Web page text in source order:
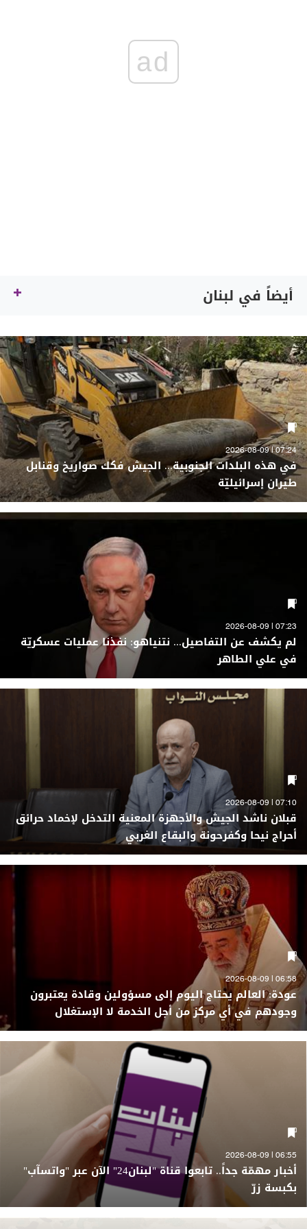
ad
أيضاً في لبنان
07:24 | 2026-08-09
في هذه البلدات الجنوبية... الجيش فكك صواريخ وقنابل
طيران إسرائيليّة
07:23 | 2026-08-09
لم يكشف عن التفاصيل... نتنياهو: نفذنا عمليات عسكريّة
في علي الطاهر
07:10 | 2026-08-09
قبلان ناشد الجيش والأجهزة المعنية التدخل لإخماد حرائق
أحراج نيحا وكفرحونة والبقاع الغربي
06:58 | 2026-08-09
عودة: العالم يحتاج اليوم إلى مسؤولين وقادة يعتبرون
وجودهم في أي مركز من أجل الخدمة لا الإستغلال
06:55 | 2026-08-09
أخبار مهمّة جداً.. تابعوا قناة "لبنان24" الآن عبر "واتسآب"
بكبسة زرّ